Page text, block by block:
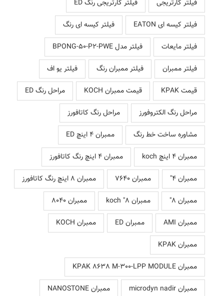
فیلتر کارتریجی
فیلتر کارتریجی رنگ ED
فیلتر کیسه ای EATON
فیلتر کیسه ای رنگ
فیلتر مایعات
فیلتر مدل BPONG-50-P2-PWE
فیلتر ممبران
فیلتر ممبران رنگ
فیلتر یو اف
قیمت KPAK
قیمت ممبران KOCH
مراحل رنگ ED
مراحل رنگ الکتروفورز
مراحل رنگ کاتافورز
مشاوره ساخت خط رنگ
ممبران 4 اینچ ED
ممبران 4 اینچ koch
ممبران 4 اینچ رنگ کاتافورز
ممبران 4"
ممبران 7640
ممبران 8 اینچ رنگ کاتافورز
ممبران 8"
ممبران 8" koch
ممبران 8040
ممبران AMI
ممبران ED
ممبران KOCH
ممبران KPAK
ممبران KPAK 8638 M-300-LPP MODULE
ممبران microdyn nadir
ممبران NANOSTONE